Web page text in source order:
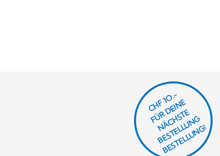
CHF 1O.-
F
Ü
R
D
EI
N
E
N
Ä
C
H
S
T
E
B
E
S
T
E
L
L
U
N
G
B
E
S
T
E
L
L
U
N
G!